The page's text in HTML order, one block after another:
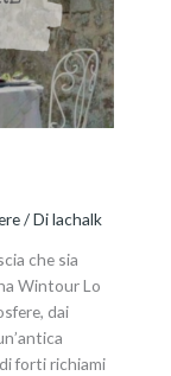
/ Dilachalk
che sia
Wintour Lo
dai
forti richiami